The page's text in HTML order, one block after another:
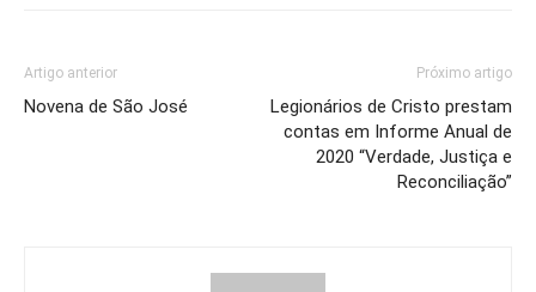
Artigo anterior
Novena de São José
Próximo artigo
Legionários de Cristo prestam
contas em Informe Anual de
2020 “Verdade, Justiça e
Reconciliação”